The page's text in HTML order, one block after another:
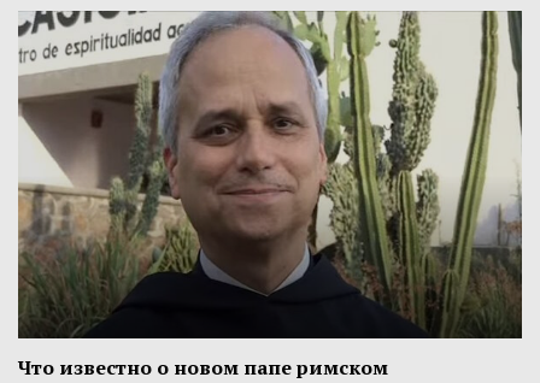
Что известно о новом папе римском